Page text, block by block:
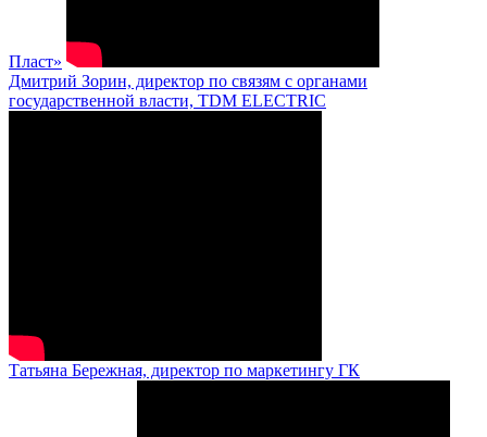
Пласт»
Дмитрий Зорин, директор по связям с органами
государственной власти, TDM ELECTRIC
Татьяна Бережная, директор по маркетингу ГК